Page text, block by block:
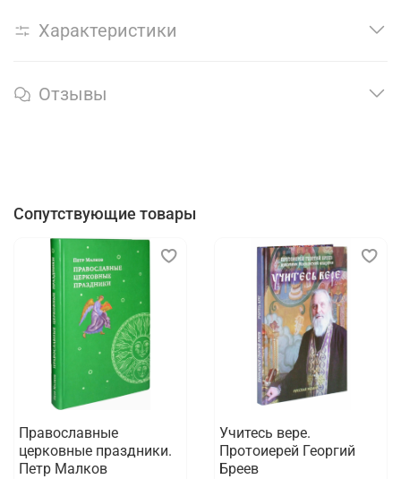
Характеристики
Отзывы
Сопутствующие товары
Православные
церковные праздники.
Петр Малков
Учитесь вере.
Протоиерей Георгий
Бреев